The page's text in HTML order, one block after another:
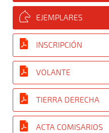
EJEMPLARES
INSCRIPCIÓN
VOLANTE
TIERRA DERECHA
ACTA COMISARIOS